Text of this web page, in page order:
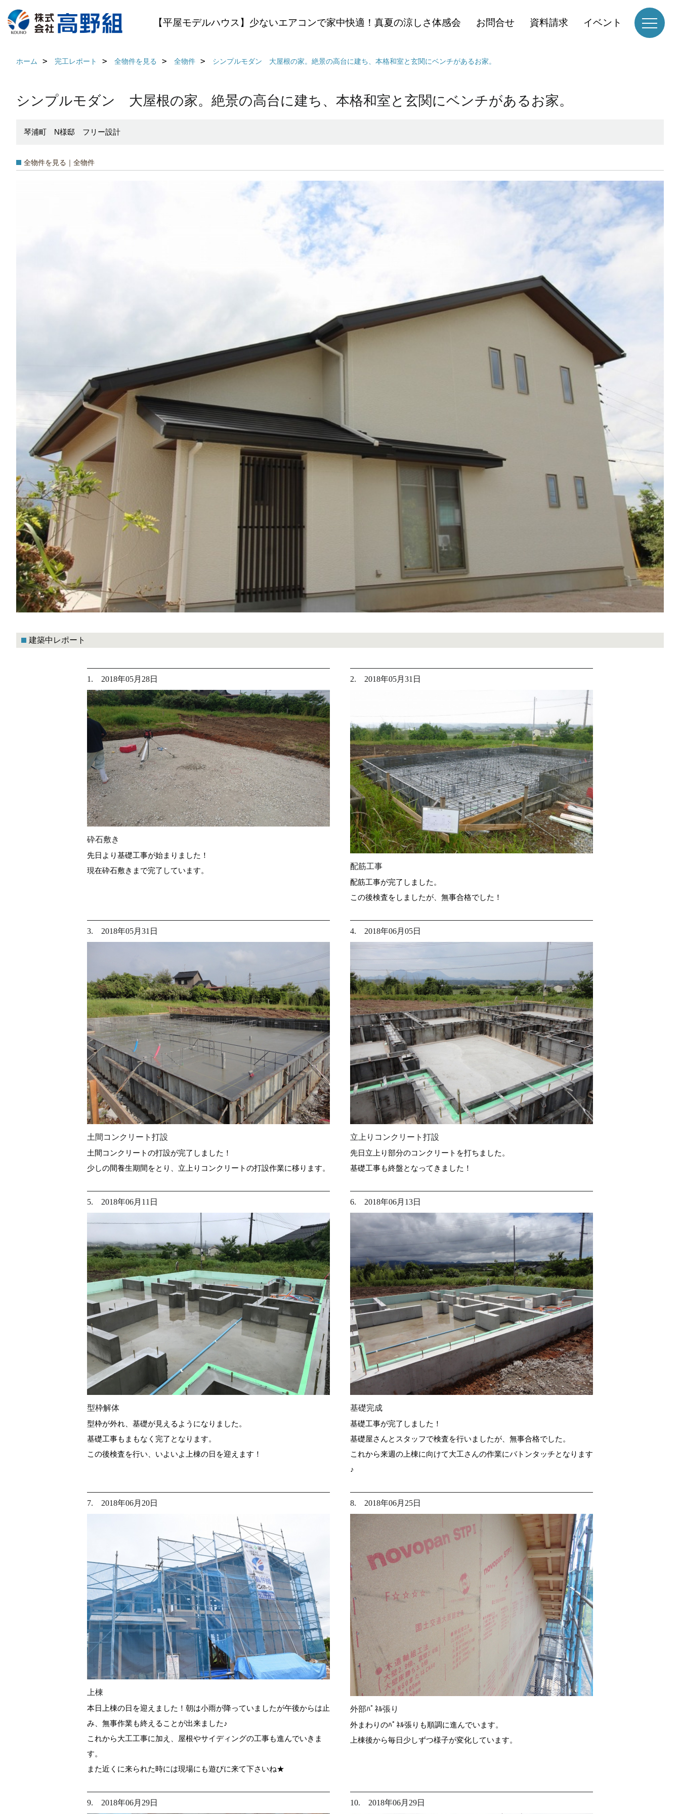
【平屋モデルハウス】少ないエアコンで家中快適！真夏の涼しさ体感会 お問合せ 資料請求 イベント
ホーム 完工レポート 全物件を見る 全物件 シンプルモダン 大屋根の家。絶景の高台に建ち、本格和室と玄関にベンチがあるお家。
シンプルモダン 大屋根の家。絶景の高台に建ち、本格和室と玄関にベンチがあるお家。
琴浦町 N様邸 フリー設計
全物件を見る｜全物件
建築中レポート
1. 2018年05月28日
砕石敷き
先日より基礎工事が始まりました！
現在砕石敷きまで完了しています。
2. 2018年05月31日
配筋工事
配筋工事が完了しました。
この後検査をしましたが、無事合格でした！
3. 2018年05月31日
土間コンクリート打設
土間コンクリートの打設が完了しました！
少しの間養生期間をとり、立上りコンクリートの打設作業に移ります。
4. 2018年06月05日
立上りコンクリート打設
先日立上り部分のコンクリートを打ちました。
基礎工事も終盤となってきました！
5. 2018年06月11日
型枠解体
型枠が外れ、基礎が見えるようになりました。
基礎工事もまもなく完了となります。
この後検査を行い、いよいよ上棟の日を迎えます！
6. 2018年06月13日
基礎完成
基礎工事が完了しました！
基礎屋さんとスタッフで検査を行いましたが、無事合格でした。
これから来週の上棟に向けて大工さんの作業にバトンタッチとなります
♪
7. 2018年06月20日
上棟
本日上棟の日を迎えました！朝は小雨が降っていましたが午後からは止
み、無事作業も終えることが出来ました♪
これから大工工事に加え、屋根やサイディングの工事も進んでいきま
す。
また近くに来られた時には現場にも遊びに来て下さいね★
8. 2018年06月25日
外部ﾊﾟﾈﾙ張り
外まわりのﾊﾟﾈﾙ張りも順調に進んでいます。
上棟後から毎日少しずつ様子が変化しています。
9. 2018年06月29日 10. 2018年06月29日